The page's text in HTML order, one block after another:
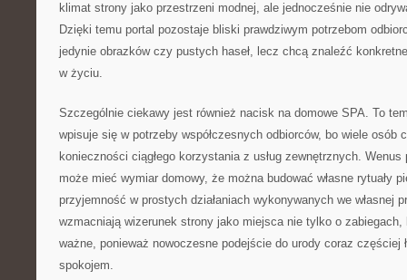
klimat strony jako przestrzeni modnej, ale jednocześnie nie
Dzięki temu portal pozostaje bliski prawdziwym potrzebom
jedynie obrazków czy pustych haseł, lecz chcą znaleźć
w życiu.
Szczególnie ciekawy jest również nacisk na domowe SPA. To
wpisuje się w potrzeby współczesnych odbiorców, bo wiele osób
konieczności ciągłego korzystania z usług zewnętrznych.
może mieć wymiar domowy, że można budować własne rytuały
przyjemność w prostych działaniach wykonywanych we własnej
wzmacniają wizerunek strony jako miejsca nie tylko o
ważne, ponieważ nowoczesne podejście do urody coraz częściej
spokojem.